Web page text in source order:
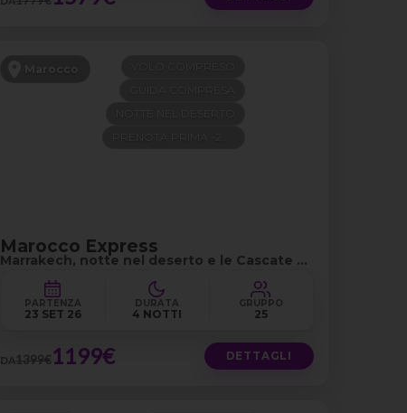
Marocco
Marocco Express
Marrakech, notte nel deserto e le Cascate di
PARTENZA
23 SET 26
DURATA
4 NOTTI
GRUPPO
25
DA1399€1199€ DETTAGLI